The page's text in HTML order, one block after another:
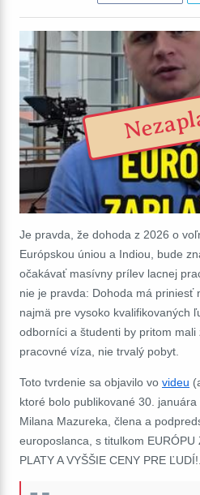
Je pravda, že dohoda z 2026 o
Európskou úniou a Indiou, bude
očakávať masívny prílev lacnej
nie je pravda: Dohoda má priniesť
najmä pre vysoko kvalifikovaných
odborníci a študenti by pritom
pracovné víza, nie trvalý pobyt.
Toto tvrdenie sa objavilo vo videu
ktoré bolo publikované 30.
Milana Mazureka, člena a
europoslanca, s titulkom EURÓPU
PLATY A VYŠŠIE CENY PRE